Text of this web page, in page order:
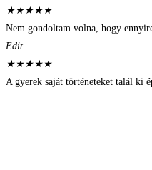
★★★★★
Nem gondoltam volna, hogy
Edit
★★★★★
A gyerek saját történeteket talál ki